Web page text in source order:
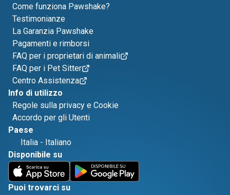
Come funziona Pawshake?
Testimonianze
La Garanzia Pawshake
Pagamenti e rimborsi
FAQ per i proprietari di animali
FAQ per i Pet Sitter
Centro Assistenza
Info di utilizzo
Regole sulla privacy e Cookie
Accordo per gli Utenti
Paese
Italia - Italiano
Disponibile su
Puoi trovarci su